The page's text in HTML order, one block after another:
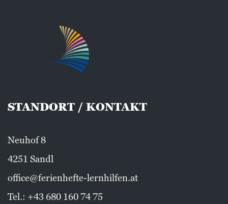
STANDORT / KONTAKT
Neuhof 8
4251 Sandl
office@ferienhefte-lernhilfen.at
Tel.: +43 680 160 74 75